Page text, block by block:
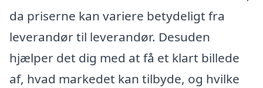
da priserne kan variere betydeligt fra
leverandør til leverandør. Desuden
hjælper det dig med at få et klart billede
af, hvad markedet kan tilbyde, og hvilke